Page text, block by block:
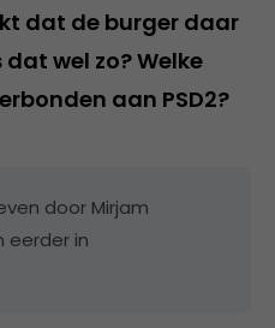
dat de burger daar
wel zo? Welke
aan PSD2?
door Mirjam
eerder in